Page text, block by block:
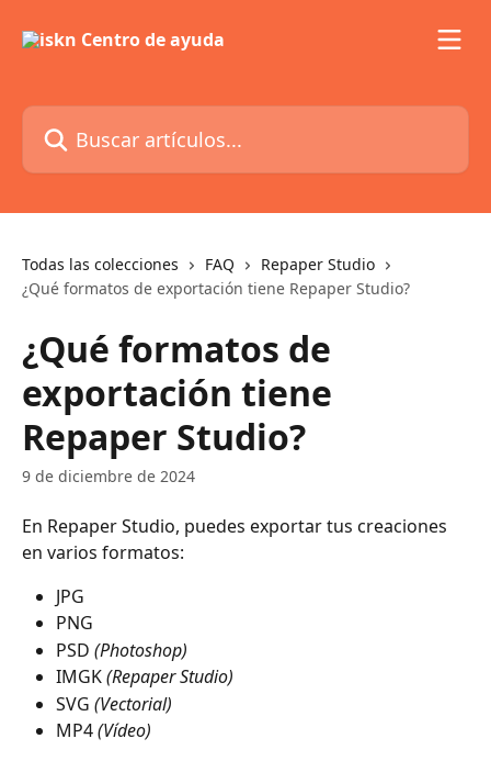
Buscar artículos...
Todas las colecciones FAQ
Repaper Studio
¿Qué formatos de exportación tiene Repaper Studio?
¿Qué formatos de
exportación tiene
Repaper Studio?
9 de diciembre de 2024
En Repaper Studio, puedes exportar tus creaciones
en varios formatos:
JPG
PNG
PSD (Photoshop)
IMGK (Repaper Studio)
SVG (Vectorial)
MP4 (Vídeo)